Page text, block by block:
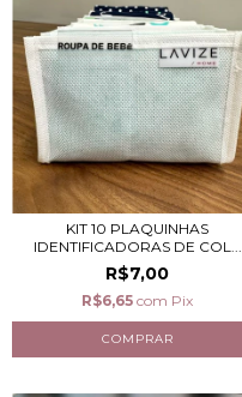
KIT 10 PLAQUINHAS
IDENTIFICADORAS DE COL...
R$7,00
R$6,65 com Pix